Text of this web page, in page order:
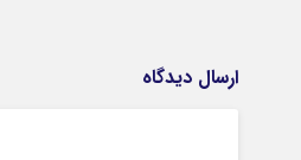
ارسال دیدگاه